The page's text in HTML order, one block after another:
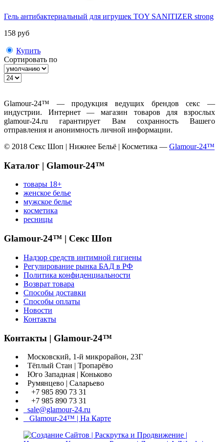
Гель антибактериальный для игрушек TOY SANITIZER strong
158 руб
Купить
Сортировать по
Glamour-24™ — продукция ведущих брендов секс —
индустрии. Интернет — магазин товаров для взрослых
glamour-24.ru гарантирует Вам сохранность Вашего
отправления и анонимность личной информации.
© 2018 Секс Шоп | Нижнее Бельё | Косметика — Glamour-24™
Каталог | Glamour-24™
товары 18+
женское белье
мужское белье
косметика
ресницы
Glamour-24™ | Секс Шоп
Надзор средств интимной гигиены
Регулирование рынка БАД в РФ
Политика конфиденциальности
Возврат товара
Способы доставки
Способы оплаты
Новости
Контакты
Контакты | Glamour-24™
Московский, 1-й микрорайон, 23Г
Тёплый Стан | Тропарёво
Юго Западная | Коньково
Румянцево | Саларьево
+7 985 890 73 31
+7 985 890 73 31
sale@glamour-24.ru
Glamour-24™ | На Карте